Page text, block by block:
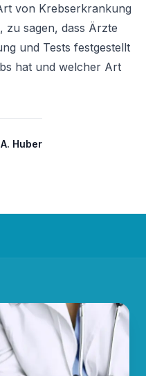
von Krebserkrankung
zu sagen, dass Ärzte
und Tests festgestellt
hat und welcher Art
Huber